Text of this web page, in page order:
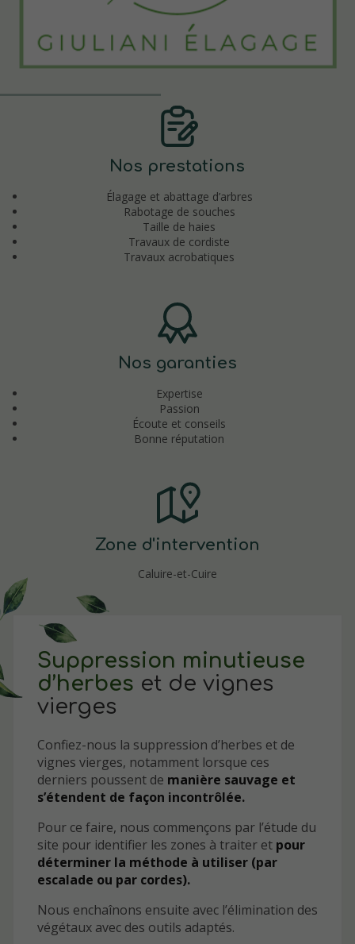
Nos prestations
Élagage et abattage d’arbres
Rabotage de souches
Taille de haies
Travaux de cordiste
Travaux acrobatiques
Nos garanties
Expertise
Passion
Écoute et conseils
Bonne réputation
Zone d'intervention
Caluire-et-Cuire
Suppression minutieuse
d’herbes et de vignes
vierges
Confiez-nous la suppression d’herbes et de
vignes vierges, notamment lorsque ces
derniers poussent de manière sauvage et
s’étendent de façon incontrôlée.
Pour ce faire, nous commençons par l’étude du
site pour identifier les zones à traiter et pour
déterminer la méthode à utiliser (par
escalade ou par cordes).
Nous enchaînons ensuite avec l’élimination des
végétaux avec des outils adaptés.